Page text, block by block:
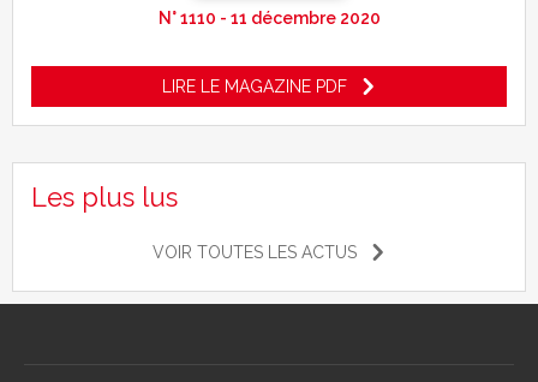
N° 1110 - 11 décembre 2020
LIRE LE MAGAZINE PDF
Les plus lus
VOIR TOUTES LES ACTUS